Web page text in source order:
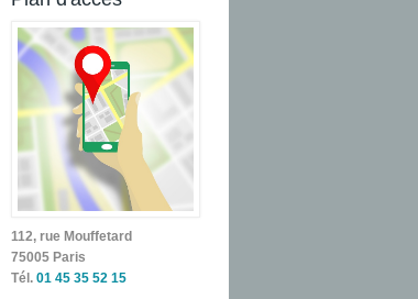
112, rue Mouffetard
75005 Paris
Tél. 01 45 35 52 15